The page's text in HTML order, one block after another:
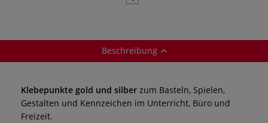
Beschreibung
Klebepunkte gold und silber zum Basteln, Spielen,
Gestalten und Kennzeichen im Unterricht, Büro und
Freizeit.